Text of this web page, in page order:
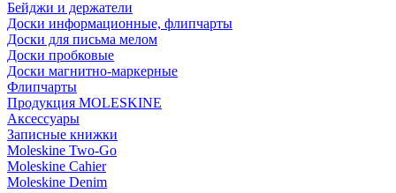
Бейджи и держатели
Доски информационные, флипчарты
Доски для письма мелом
Доски пробковые
Доски магнитно-маркерные
Флипчарты
Продукция MOLESKINE
Аксессуары
Записные книжки
Moleskine Two-Go
Moleskine Cahier
Moleskine Denim